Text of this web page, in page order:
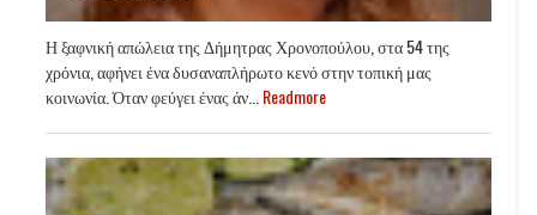
Η ξαφνική απώλεια της Δήμητρας Χρονοπούλου, στα 54 της
χρόνια, αφήνει ένα δυσαναπλήρωτο κενό στην τοπική μας
κοινωνία. Όταν φεύγει ένας άν... Readmore